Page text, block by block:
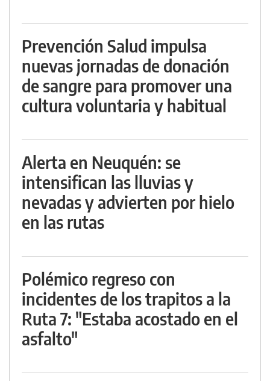
Prevención Salud impulsa
nuevas jornadas de donación
de sangre para promover una
cultura voluntaria y habitual
Alerta en Neuquén: se
intensifican las lluvias y
nevadas y advierten por hielo
en las rutas
Polémico regreso con
incidentes de los trapitos a la
Ruta 7: "Estaba acostado en el
asfalto"